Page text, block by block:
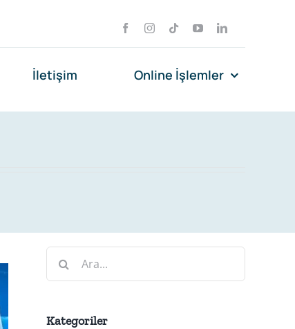
İletişim Online İşlemler
Kategoriler